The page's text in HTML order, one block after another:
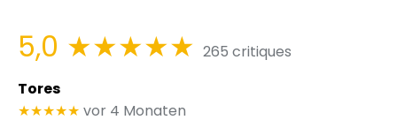
5,0 ★★★★★ 265 critiques
Tores
★★★★★ vor 4 Monaten